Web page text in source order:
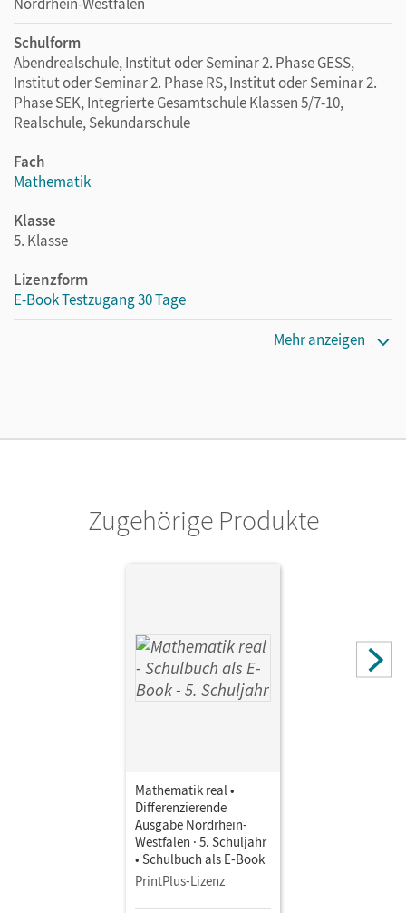
Schulform
Abendrealschule, Institut oder Seminar 2. Phase GESS,
Institut oder Seminar 2. Phase RS, Institut oder Seminar 2.
Phase SEK, Integrierte Gesamtschule Klassen 5/7-10,
Realschule, Sekundarschule
Fach
Mathematik
Klasse
5. Klasse
Lizenzform
E-Book Testzugang 30 Tage
Hecht, Wolfgang; Koullen, Reinhold; Reufsteck, Günther;
Mehr anzeigen
Zugehörige Produkte
Mathematik real •
Differenzierende
Ausgabe Nordrhein-
Westfalen · 5. Schuljahr
• Schulbuch als E-Book
PrintPlus-Lizenz